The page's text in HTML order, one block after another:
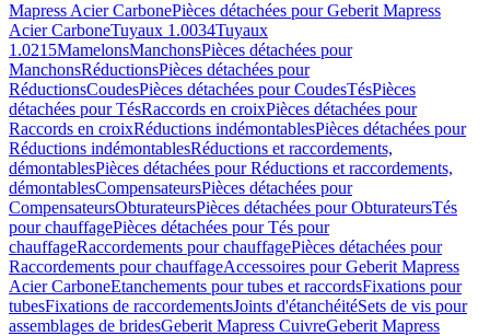
Mapress Acier CarbonePièces détachées pour Geberit Mapress
Acier CarboneTuyaux 1.0034Tuyaux
1.0215MamelonsManchonsPièces détachées pour
ManchonsRéductionsPièces détachées pour
RéductionsCoudesPièces détachées pour CoudesTésPièces
détachées pour TésRaccords en croixPièces détachées pour
Raccords en croixRéductions indémontablesPièces détachées pour
Réductions indémontablesRéductions et raccordements,
démontablesPièces détachées pour Réductions et raccordements,
démontablesCompensateursPièces détachées pour
CompensateursObturateursPièces détachées pour ObturateursTés
pour chauffagePièces détachées pour Tés pour
chauffageRaccordements pour chauffagePièces détachées pour
Raccordements pour chauffageAccessoires pour Geberit Mapress
Acier CarboneEtanchements pour tubes et raccordsFixations pour
tubesFixations de raccordementsJoints d'étanchéitéSets de vis pour
assemblages de bridesGeberit Mapress CuivreGeberit Mapress